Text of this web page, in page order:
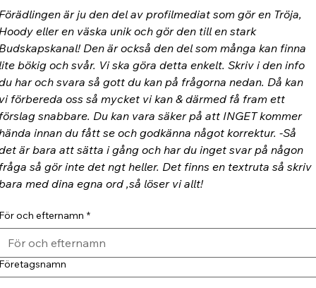
är ju den del av profilmediat som gör en Tröja,
eller en väska unik och gör den till en stark
Den är också den del som många kan finna
bökig och svår. Vi ska göra detta enkelt. Skriv i den info
har och svara så gott du kan på frågorna nedan. Då kan
förbereda oss så mycket vi kan & därmed få fram ett
snabbare. Du kan vara säker på att INGET kommer
innan du fått se och godkänna något korrektur. -Så
är bara att sätta i gång och har du inget svar på någon
så gör inte det ngt heller. Det finns en textruta så skriv
med dina egna ord ,så löser vi allt!
och efternamn *